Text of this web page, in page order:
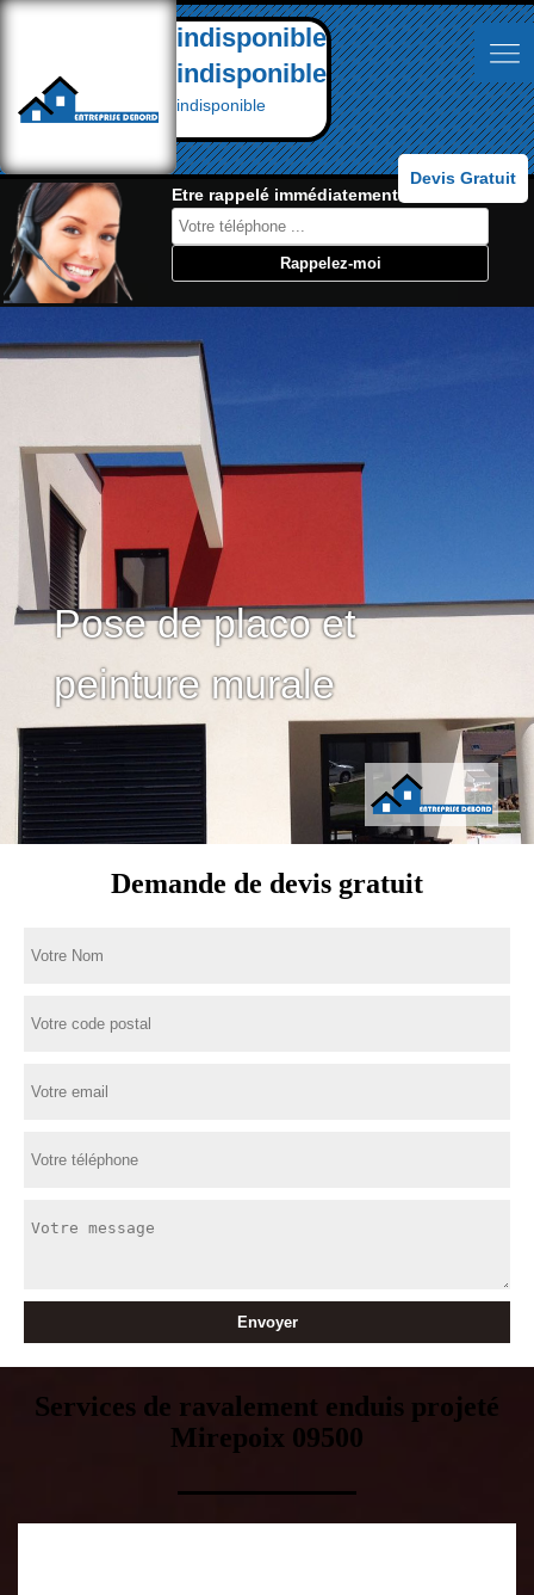
indisponible
indisponible
indisponible
Devis Gratuit
Etre rappelé immédiatement:
Pose de placo et
peinture murale
Demande de devis gratuit
Services de ravalement enduis projeté
Mirepoix 09500